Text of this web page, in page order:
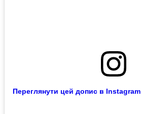
Переглянути цей допис в Instagram